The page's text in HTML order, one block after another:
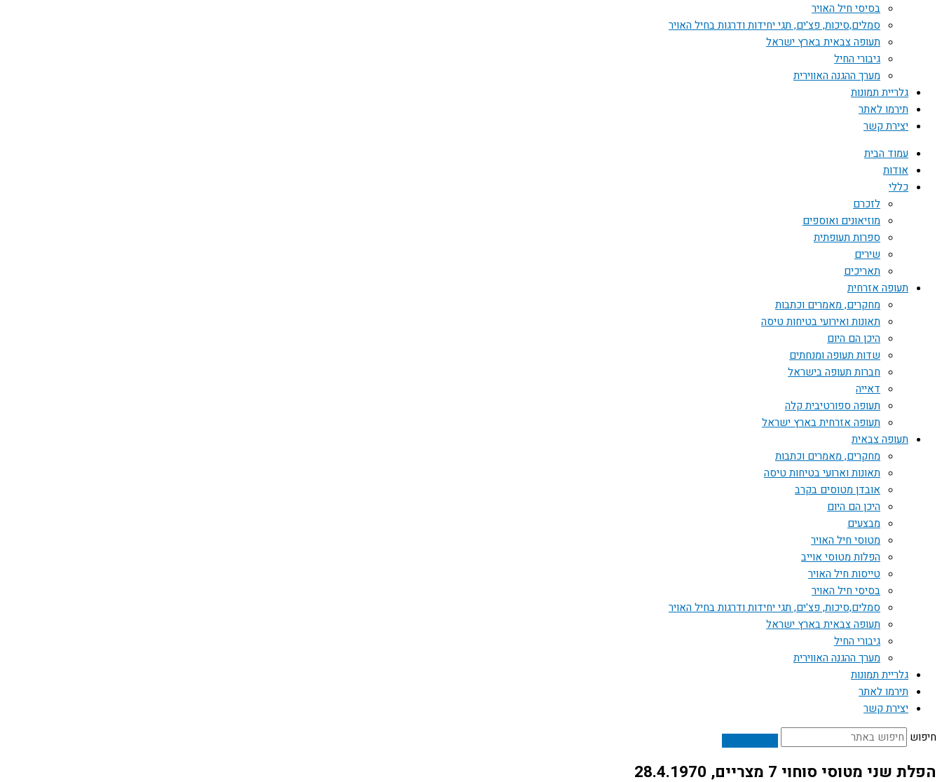
בסיסי חיל האויר
סמלים,סיכות, פצ'ים, תגי יחידות ודרגות בחיל האויר
תעופה צבאית בארץ ישראל
גיבורי החיל
מערך ההגנה האווירית
גלריית תמונות
תירמו לאתר
יצירת קשר
עמוד הבית
אודות
כללי
לזכרם
מוזיאונים ואוספים
ספרות תעופתית
שירים
תאריכים
תעופה אזרחית
מחקרים, מאמרים וכתבות
תאונות ואירועי בטיחות טיסה
היכן הם היום
שדות תעופה ומנחתים
חברות תעופה בישראל
דאייה
תעופה ספורטיבית קלה
תעופה אזרחית בארץ ישראל
תעופה צבאית
מחקרים, מאמרים וכתבות
תאונות וארועי בטיחות טיסה
אובדן מטוסים בקרב
היכן הם היום
מבצעים
מטוסי חיל האויר
הפלות מטוסי אוייב
טייסות חיל האויר
בסיסי חיל האויר
סמלים,סיכות, פצ'ים, תגי יחידות ודרגות בחיל האויר
תעופה צבאית בארץ ישראל
גיבורי החיל
מערך ההגנה האווירית
גלריית תמונות
תירמו לאתר
יצירת קשר
חיפוש
הפלת שני מטוסי סוחוי 7 מצריים, 28.4.1970